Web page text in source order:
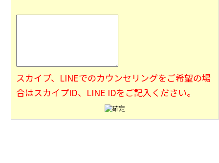
スカイプ、LINEでのカウンセリングをご希望の場
合はスカイプID、LINE IDをご記入ください。